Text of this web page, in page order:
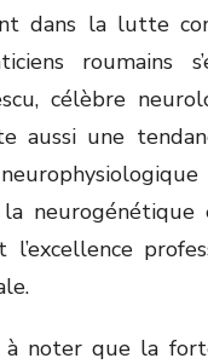
dans la lutte
roumains
célèbre
aussi une
noter que la